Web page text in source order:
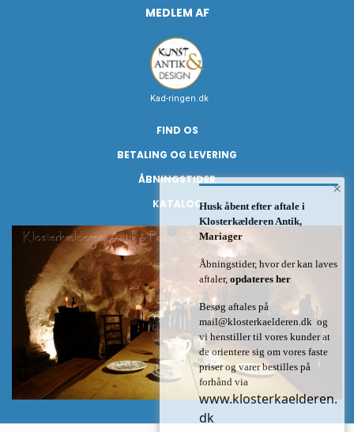
MEDLEM AF
Kad-ringen.dk
FIND OS
BETALING OG LEVERING
ÅBNINGSTIDER
KATALOG
×
Husk åbent efter aftale i
Klosterkælderen Antik,
Mariager
Åbningstider, hvor der kan laves
aftaler, opdateres her
Besøg aftales på
mail@klosterkaelderen.dk og
vi henstiller til vores kunder at
de orientere sig om vores faste
priser og varer bestilles på
forhånd via
www.klosterkaelderen.
dk